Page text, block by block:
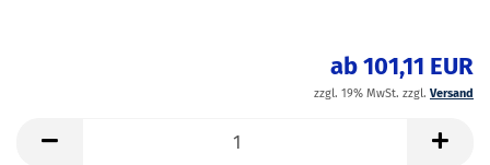
ab 101,11 EUR
zzgl. 19% MwSt. zzgl. Versand